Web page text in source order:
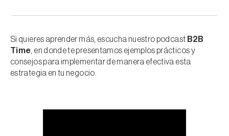
Si quieres aprender más, escucha nuestro podcast B2B
Time , en donde te presentamos ejemplos prácticos y
consejos para implementar de manera efectiva esta
estrategia en tu negocio.